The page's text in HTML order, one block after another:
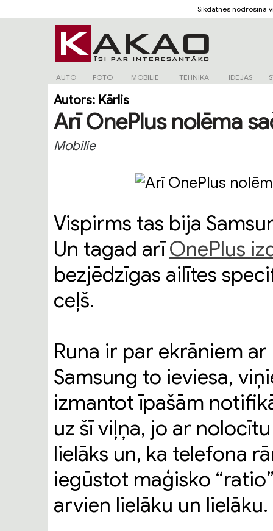
Sīkdatnes nodrošina
AUTO FOTO MOBILIE TEHNIKA IDEJAS
Autors: Kārlis
Arī OnePlus nolēma
Mobilie
Vispirms tas bija
Un tagad arīOnePlus
bezjēdzīgas ailītes
ceļš.
Runa ir par ekrāniem
Samsung to ieviesa,
izmantot īpašām
uz šī viļņa, jo ar
lielāks un, ka telefona
iegūstot maģisko
arvien lielāku un lielāku.